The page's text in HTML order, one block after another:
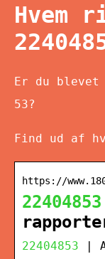
Hvem
Er du blevet
53?
Find ud af
https://
22404853
22404853 |